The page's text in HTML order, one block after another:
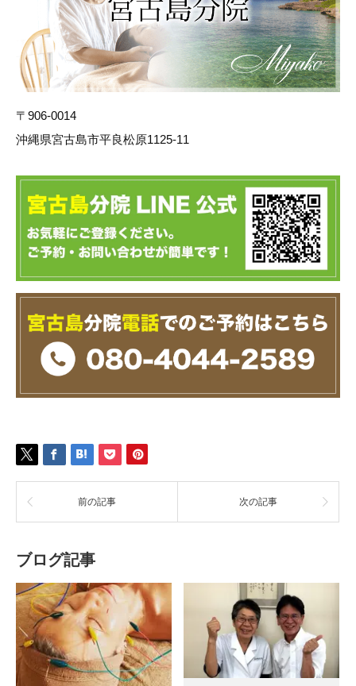
〒906-0014
沖縄県宮古島市平良松原1125-11
前の記事 次の記事
ブログ記事